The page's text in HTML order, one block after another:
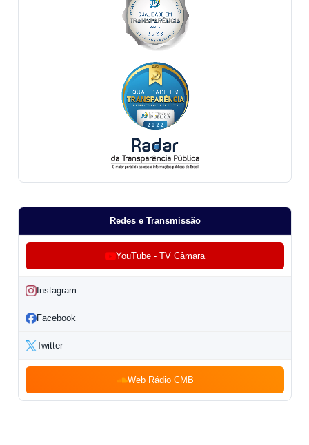
Redes e Transmissão
YouTube - TV Câmara
Instagram
Facebook
Twitter
Web Rádio CMB